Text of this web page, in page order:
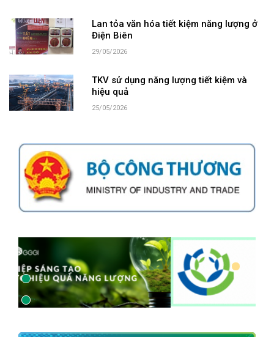
Lan tỏa văn hóa tiết kiệm năng lượng ở
Điện Biên
29/05/2026
TKV sử dụng năng lượng tiết kiệm và
hiệu quả
25/05/2026